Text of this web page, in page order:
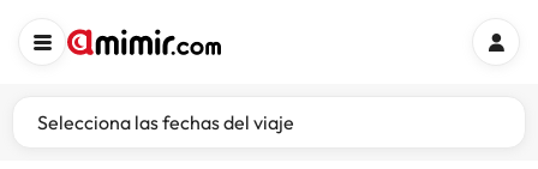
Selecciona las fechas del viaje